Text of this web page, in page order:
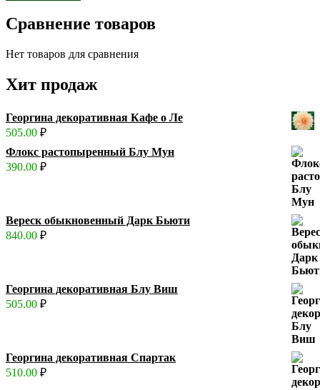
Сравнение товаров
Нет товаров для сравнения
Хит продаж
Георгина декоративная Кафе о Ле
505.00 ₽
Флокс растопыренный Блу Мун
390.00 ₽
Вереск обыкновенный Дарк Бьюти
840.00 ₽
Георгина декоративная Блу Виш
505.00 ₽
Георгина декоративная Спартак
510.00 ₽